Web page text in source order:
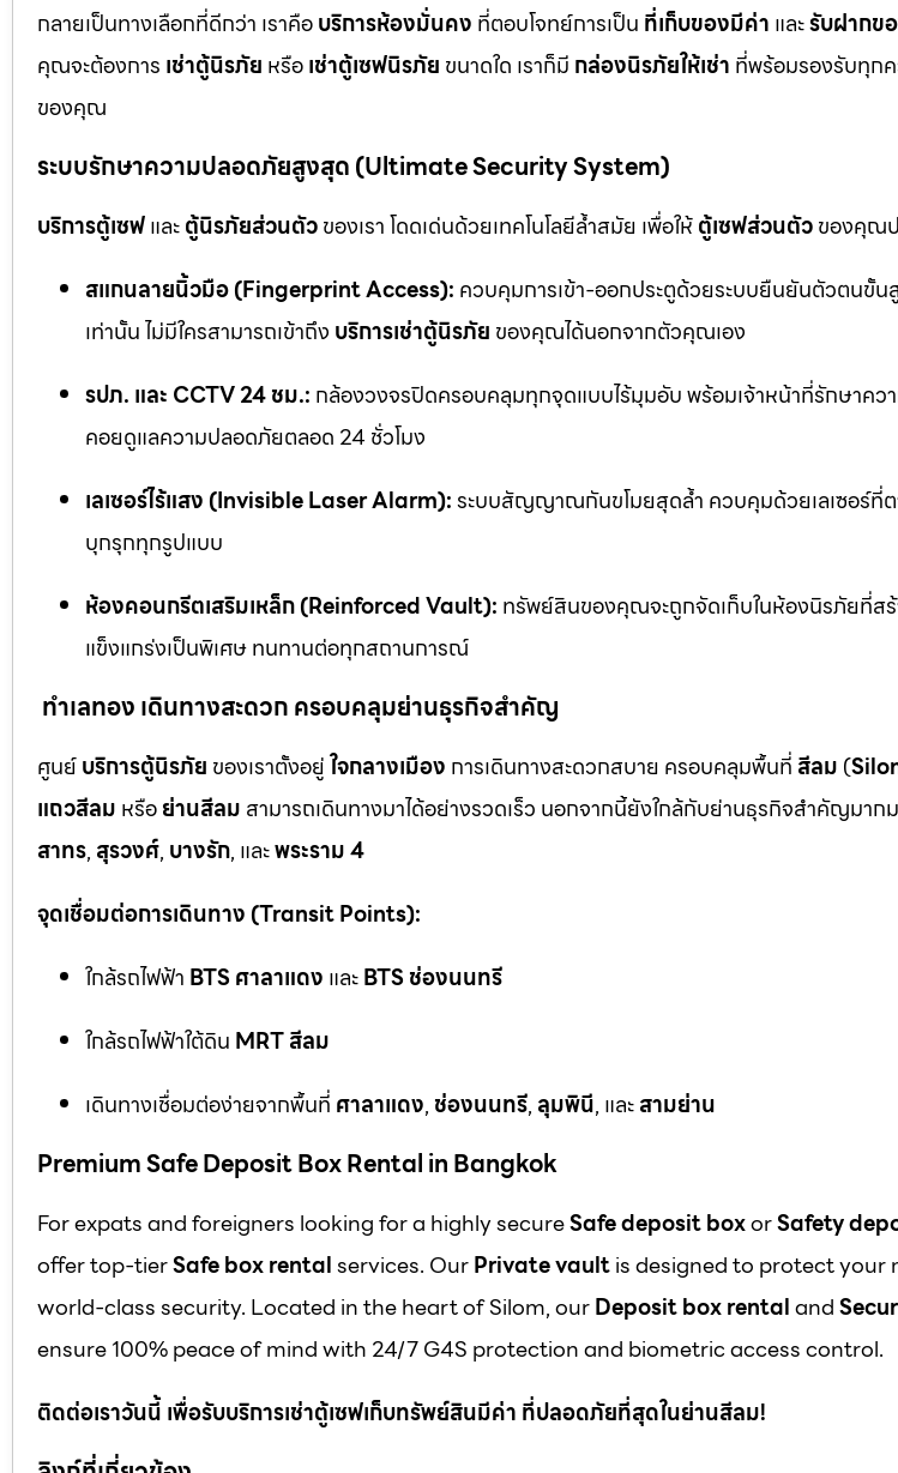
กลายเป็นทางเลือกที่ดีกว่า เราคือบริการห้องมั่นคง ที่ตอบโจทย์การเป็น ที่เก็บของมีค่า และรับฝากข
คุณจะต้องการ เช่าตู้นิรภัย หรือเช่าตู้เซฟนิรภัย ขนาดใด เราก็มี กล่องนิรภัยให้เช่า ที่พร้อมรองรับทุก
ของคุณ
ระบบรักษาความปลอดภัยสูงสุด (Ultimate Security System)
บริการตู้เซฟและตู้นิรภัยส่วนตัวของเรา โดดเด่นด้วยเทคโนโลยีล้ำสมัย เพื่อให้ตู้เซฟส่วนตัวของคุณ
สแกนลายนิ้วมือ (Fingerprint Access): ควบคุมการเข้า-ออกประตูด้วยระบบยืนยันตัวตนขั้
เท่านั้น ไม่มีใครสามารถเข้าถึง บริการเช่าตู้นิรภัย ของคุณได้นอกจากตัวคุณเอง
รปภ. และ CCTV 24 ชม.: กล้องวงจรปิดครอบคลุมทุกจุดแบบไร้มุมอับ พร้อมเจ้าหน้าที่รักษาคว
คอยดูแลความปลอดภัยตลอด 24 ชั่วโมง
เลเซอร์ไร้แสง (Invisible Laser Alarm):ระบบสัญญาณกันขโมยสุดล้ำ ควบคุมด้วยเลเซอร์ที่ต
บุกรุกทุกรูปแบบ
ห้องคอนกรีตเสริมเหล็ก (Reinforced Vault): ทรัพย์สินของคุณจะถูกจัดเก็บในห้องนิรภัยที่สร้
แข็งแกร่งเป็นพิเศษ ทนทานต่อทุกสถานการณ์
ทำเลทอง เดินทางสะดวก ครอบคลุมย่านธุรกิจสำคัญ
ศูนย์บริการตู้นิรภัย ของเราตั้งอยู่ใจกลางเมือง การเดินทางสะดวกสบาย ครอบคลุมพื้นที่ สีลม (
แถวสีลม หรือย่านสีลม สามารถเดินทางมาได้อย่างรวดเร็ว นอกจากนี้ยังใกล้กับย่านธุรกิจสำคัญมากม
สาทร, สุรวงศ์, บางรัก, และพระราม 4
จุดเชื่อมต่อการเดินทาง (Transit Points):
ใกล้รถไฟฟ้า BTS ศาลาแดง และBTS ช่องนนทรี
ใกล้รถไฟฟ้าใต้ดิน MRT สีลม
เดินทางเชื่อมต่อง่ายจากพื้นที่ ศาลาแดง, ช่องนนทรี, ลุมพินี, และสามย่าน
Premium Safe Deposit Box Rental in Bangkok
For expats and foreigners looking for a highly secureSafe deposit boxorSafety
offer top-tierSafe box rentalservices. OurPrivate vaultis designed to protect your
world-class security. Located in the heart of Silom, ourDeposit box rentaland
ensure 100% peace of mind with 24/7 G4S protection and biometric access control.
ติดต่อเราวันนี้ เพื่อรับบริการเช่าตู้เซฟเก็บทรัพย์สินมีค่า ที่ปลอดภัยที่สุดในย่านสีลม!